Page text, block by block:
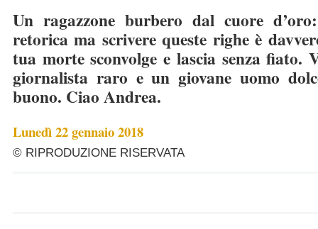
Un ragazzone burbero dal cuore
retorica ma scrivere queste righe è
tua morte sconvolge e lascia senza fiato.
giornalista raro e un giovane uomo
buono. Ciao Andrea.
Lunedì 22 gennaio 2018
© RIPRODUZIONE RISERVATA